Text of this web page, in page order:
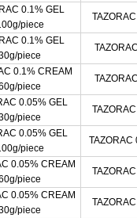
0.1% GEL
piece
0.1% GEL
piece
0.1% CREAM
piece
0.05% GEL
piece
0.05% GEL
piece
TAZORAC
0.05% CREAM
piece
0.05% CREAM
piece